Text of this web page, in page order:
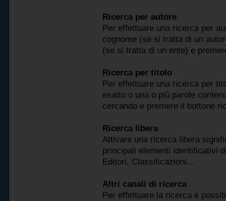
Ricerca per autore
Per effettuare una ricerca per
cognome (se si tratta di un
(se si tratta di un ente) e
Ricerca per titolo
Per effettuare una ricerca per
esatto o una o più parole
cercando e premere il bottone
Ricerca libera
Attivare una ricerca libera
principali elementi identificativi
Editori, Classificazioni…
Altri canali di ricerca
Per effettuare la ricerca è